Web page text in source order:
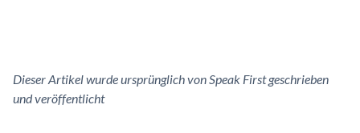
Dieser Artikel wurde ursprünglich von Speak First geschrieben
und veröffentlicht